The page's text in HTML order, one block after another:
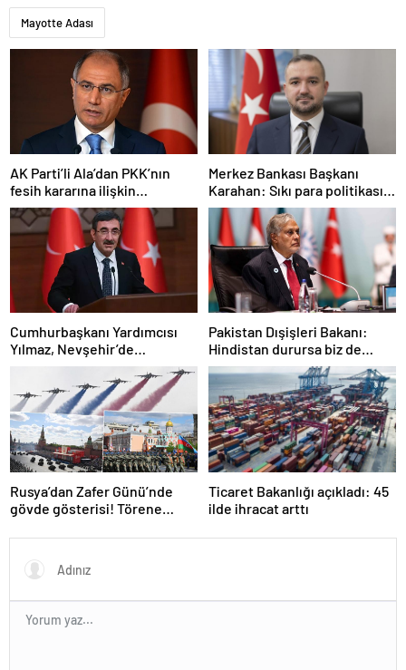
Mayotte Adası
AK Parti’li Ala’dan PKK’nın
fesih kararına ilişkin
açıklama: Pazarlık söz konusu
değildir
Merkez Bankası Başkanı
Karahan: Sıkı para politikası
duruşumuz sürecek
Cumhurbaşkanı Yardımcısı
Yılmaz, Nevşehir’de
temaslarda bulundu! ‘Hiç
kimsenin tereddütü olmasın’
Pakistan Dışişleri Bakanı:
Hindistan durursa biz de
duracağız
Rusya’dan Zafer Günü’nde
gövde gösterisi! Törene
Ticaret Bakanlığı açıkladı: 45
ilde ihracat arttı